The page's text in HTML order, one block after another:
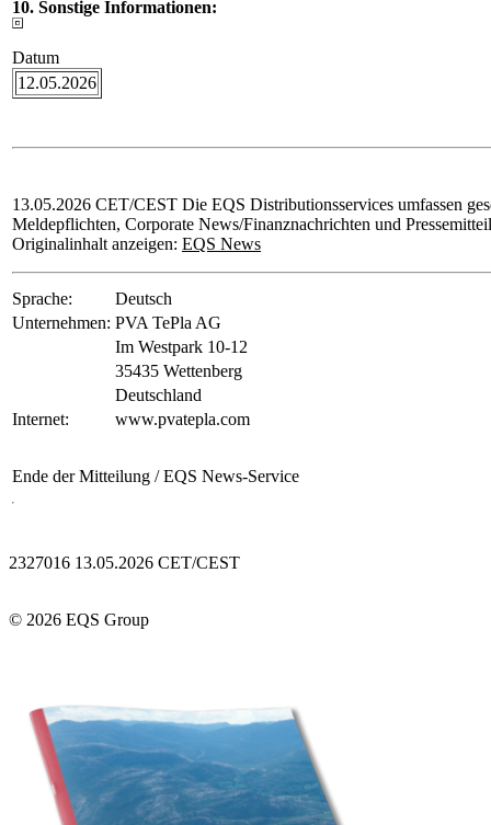
10. Sonstige Informationen:
Datum
12.05.2026
13.05.2026 CET/CEST Die EQS Distributionsservices umfassen
Meldepflichten, Corporate News/Finanznachrichten und
Originalinhalt anzeigen: EQS News
Sprache:
Deutsch
Unternehmen: PVA TePla AG
Im Westpark 10-12
35435 Wettenberg
Deutschland
Internet:
www.pvatepla.com
Ende der Mitteilung / EQS News-Service
2327016 13.05.2026 CET/CEST
© 2026 EQS Group